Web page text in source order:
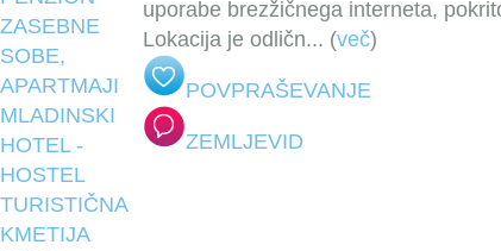
ZASEBNE
SOBE,
APARTMAJI
MLADINSKI
HOTEL -
HOSTEL
TURISTIČNA
KMETIJA
uporabe brezžičnega interneta,
Lokacija je odličn... (več)
POVPRAŠEVANJE
ZEMLJEVID